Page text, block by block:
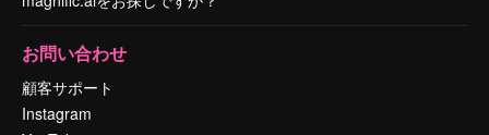
お問い合わせ
顧客サポート
Instagram